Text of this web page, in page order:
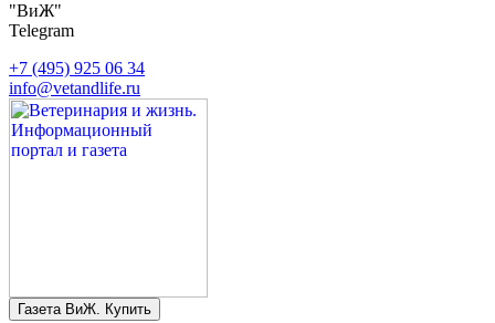
"ВиЖ"
Telegram
+7 (495) 925 06 34
info@vetandlife.ru
Газета ВиЖ. Купить